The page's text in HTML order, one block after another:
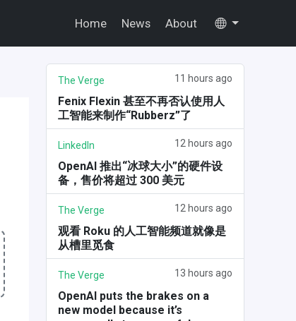
Home News About
The Verge 11 hours ago
Fenix Flexin 甚至不再否认使用人
工智能来制作“Rubberz”了
LinkedIn 12 hours ago
OpenAI 推出“冰球大小”的硬件设
备，售价将超过 300 美元
The Verge 12 hours ago
观看 Roku 的人工智能频道就像是
从槽里觅食
The Verge 13 hours ago
OpenAI puts the brakes on a
new model because it’s